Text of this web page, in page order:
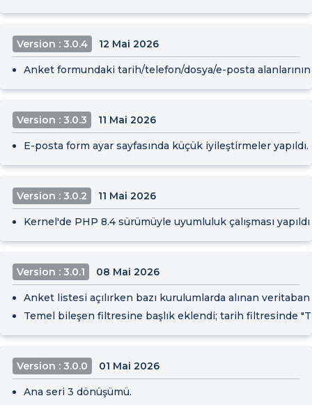
Version : 3.0.4 12 Mai 2026
Anket formundaki tarih/telefon/dosya/e-posta
Version : 3.0.3 11 Mai 2026
E-posta form ayar sayfasında küçük iyileştirmeler yapıldı.
Version : 3.0.2 11 Mai 2026
Kernel'de PHP 8.4 sürümüyle uyumluluk çalışması yapıldı.
Version : 3.0.1 08 Mai 2026
Anket listesi açılırken bazı kurulumlarda alınan
Temel bileşen filtresine başlık eklendi; tarih filtresinde
Version : 3.0.0 01 Mai 2026
Ana seri 3 dönüşümü.